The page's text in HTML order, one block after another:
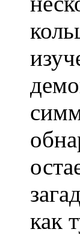
как